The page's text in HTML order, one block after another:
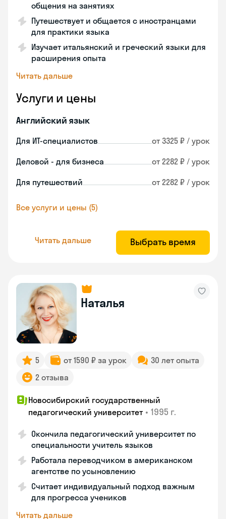
общения на занятиях
Путешествует и общается с иностранцами
для практики языка
Изучает итальянский и греческий языки для
расширения опыта
Читать дальше
Услуги и цены
Английский язык
Для ИТ-специалистов от 3325 ₽ / урок
Деловой - для бизнеса от 2282 ₽ / урок
Для путешествий от 2282 ₽ / урок
Все услуги и цены (5)
Читать дальше Выбрать время
Наталья
5 от 1590 ₽ за урок
30 лет опыта
2 отзыва
Новосибирский государственный
педагогический университет • 1995 г.
Окончила педагогический университет по
специальности учитель языков
Работала переводчиком в американском
агентстве по усыновлению
Считает индивидуальный подход важным
для прогресса учеников
Читать дальше